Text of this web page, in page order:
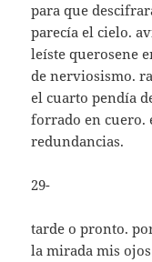
para que
parecía el cielo.
leíste querosene
de nerviosismo.
el cuarto pendía
forrado en cuero.
redundancias.
29-
tarde o pronto.
la mirada mis